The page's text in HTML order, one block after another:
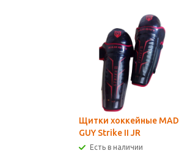
Щитки хоккейные MAD
GUY Strike II JR
Есть в наличии